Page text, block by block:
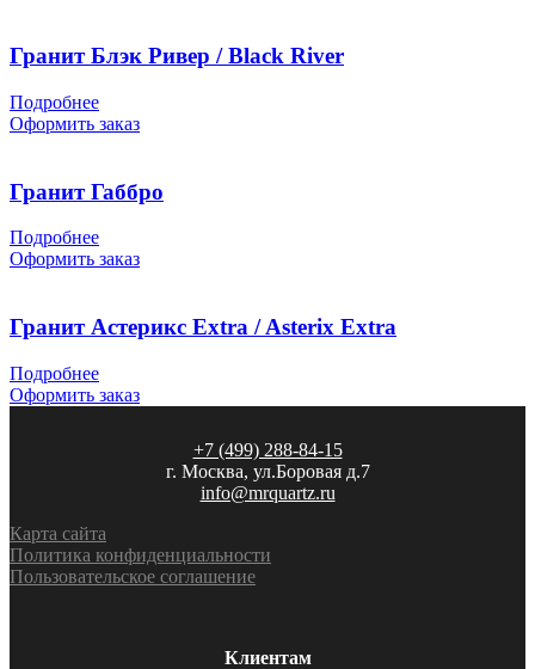
Гранит Блэк Ривер / Black River
Подробнее
Оформить заказ
Гранит Габбро
Подробнее
Оформить заказ
Гранит Астерикс Extra / Asterix Extra
Подробнее
Оформить заказ
+7 (499) 288-84-15
г. Москва, ул.Боровая д.7
info@mrquartz.ru
Карта сайта
Политика конфиденциальности
Пользовательское соглашение
Клиентам